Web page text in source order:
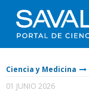
Ciencia y Medicina
01 JUNIO 2026